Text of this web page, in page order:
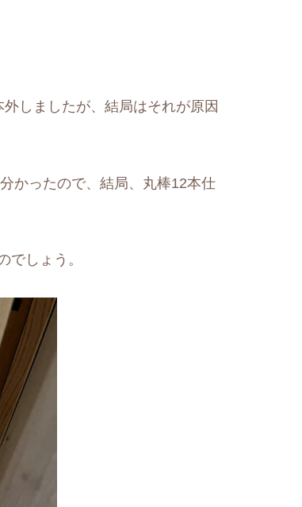
しましたが、結局はそれが原因
かったので、結局、丸棒12本仕
でしょう。